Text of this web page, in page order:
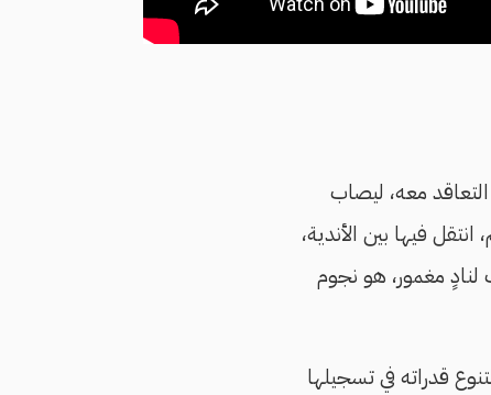
معه، ليصاب
فيها بين الأندية،
مغمور، هو نجوم
قدراته في تسجيلها